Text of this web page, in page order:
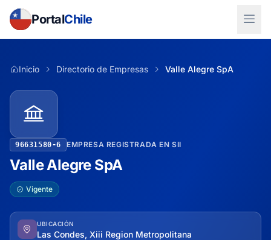
PortalChile
Inicio Directorio de Empresas Valle Alegre SpA
96631580-6 EMPRESA REGISTRADA EN SII
Valle Alegre SpA
Vigente
UBICACIÓN
Las Condes, Xiii Region Metropolitana